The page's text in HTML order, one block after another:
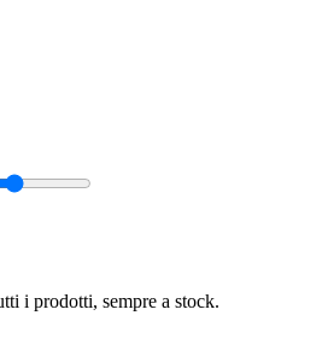
i prodotti, sempre a stock.